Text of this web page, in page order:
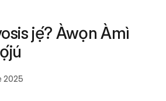
jẹ́? Àwọn Àmì
2025